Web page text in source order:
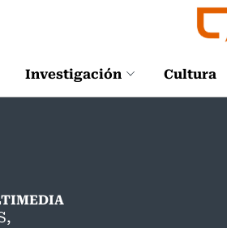
Investigación Cultura